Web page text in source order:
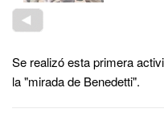
Se realizó esta primera
la "mirada de Benedetti".